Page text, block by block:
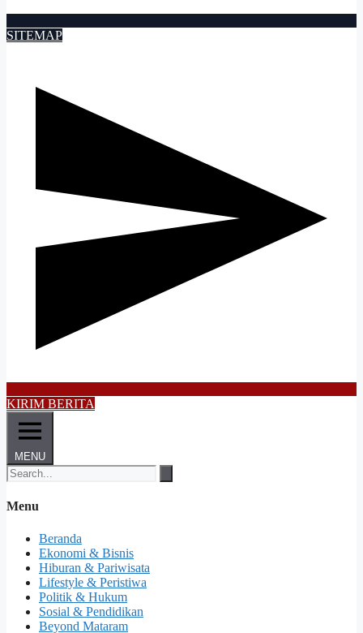
SITEMAP
KIRIM BERITA
MENU
Menu
Beranda
Ekonomi & Bisnis
Hiburan & Pariwisata
Lifestyle & Peristiwa
Politik & Hukum
Sosial & Pendidikan
Beyond Mataram